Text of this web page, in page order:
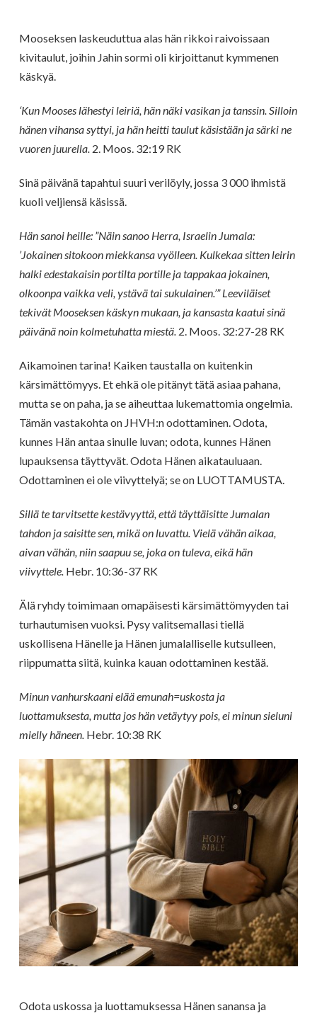
Mooseksen laskeuduttua alas hän rikkoi raivoissaan
kivitaulut, joihin Jahin sormi oli kirjoittanut kymmenen
käskyä.
‘Kun Mooses lähestyi leiriä, hän näki vasikan ja tanssin. Silloin
hänen vihansa syttyi, ja hän heitti taulut käsistään ja särki ne
vuoren juurella. 2. Moos. 32:19 RK
Sinä päivänä tapahtui suuri verilöyly, jossa 3 000 ihmistä
kuoli veljiensä käsissä.
Hän sanoi heille: ”Näin sanoo Herra, Israelin Jumala:
’Jokainen sitokoon miekkansa vyölleen. Kulkekaa sitten leirin
halki edestakaisin portilta portille ja tappakaa jokainen,
olkoonpa vaikka veli, ystävä tai sukulainen.’” Leeviläiset
tekivät Mooseksen käskyn mukaan, ja kansasta kaatui sinä
päivänä noin kolmetuhatta miestä. 2. Moos. 32:27-28 RK
Aikamoinen tarina! Kaiken taustalla on kuitenkin
kärsimättömyys. Et ehkä ole pitänyt tätä asiaa pahana,
mutta se on paha, ja se aiheuttaa lukemattomia ongelmia.
Tämän vastakohta on JHVH:n odottaminen. Odota,
kunnes Hän antaa sinulle luvan; odota, kunnes Hänen
lupauksensa täyttyvät. Odota Hänen aikatauluaan.
Odottaminen ei ole viivyttelyä; se on LUOTTAMUSTA.
Sillä te tarvitsette kestävyyttä, että täyttäisitte Jumalan
tahdon ja saisitte sen, mikä on luvattu. Vielä vähän aikaa,
aivan vähän, niin saapuu se, joka on tuleva, eikä hän
viivyttele.Hebr. 10:36-37 RK
Älä ryhdy toimimaan omapäisesti kärsimättömyyden tai
turhautumisen vuoksi. Pysy valitsemallasi tiellä
uskollisena Hänelle ja Hänen jumalalliselle kutsulleen,
riippumatta siitä, kuinka kauan odottaminen kestää.
Minun vanhurskaani elää emunah=uskosta ja
luottamuksesta, mutta jos hän vetäytyy pois, ei minun sieluni
mielly häneen. Hebr. 10:38 RK
Odota uskossa ja luottamuksessa Hänen sanansa ja